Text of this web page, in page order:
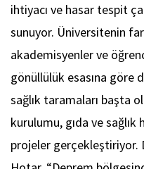
ihtiyacı ve hasar tespit
sunuyor. Üniversitenin
akademisyenler ve
gönüllülük esasına göre
sağlık taramaları başta
kurulumu, gıda ve
projeler gerçekleştiriyor.